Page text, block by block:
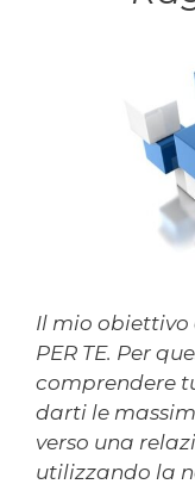
Il mio obiettivo
PER TE. Per
comprendere
darti le
verso una
utilizzando la